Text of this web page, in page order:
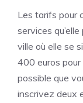
Les tarifs pour
services
ville où elle se
400 euros
possible que
inscrivez deux